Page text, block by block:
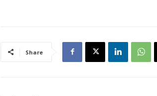
Share